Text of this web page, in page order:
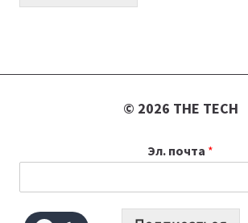
© 2026 THE TECH
Эл. почта *